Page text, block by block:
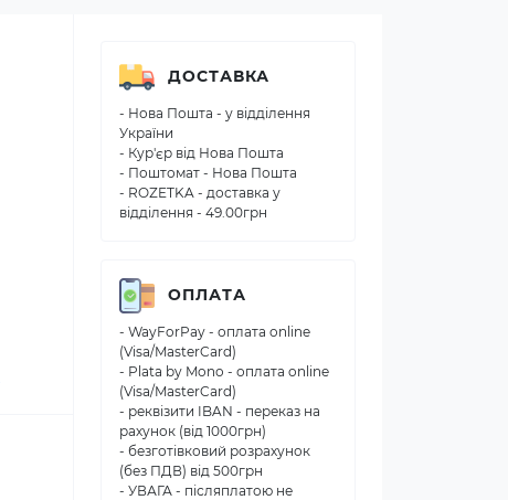
ДОСТАВКА
- Нова Пошта - у відділення
України
- Кур'єр від Нова Пошта
- Поштомат - Нова Пошта
- ROZETKA - доставка у
відділення - 49.00грн
ОПЛАТА
- WayForPay - оплата online
(Visa/MasterCard)
- Plata by Mono - оплата online
(Visa/MasterCard)
- реквізити IBAN - переказ на
рахунок (від 1000грн)
- безготівковий розрахунок
(без ПДВ) від 500грн
- УВАГА - післяплатою не